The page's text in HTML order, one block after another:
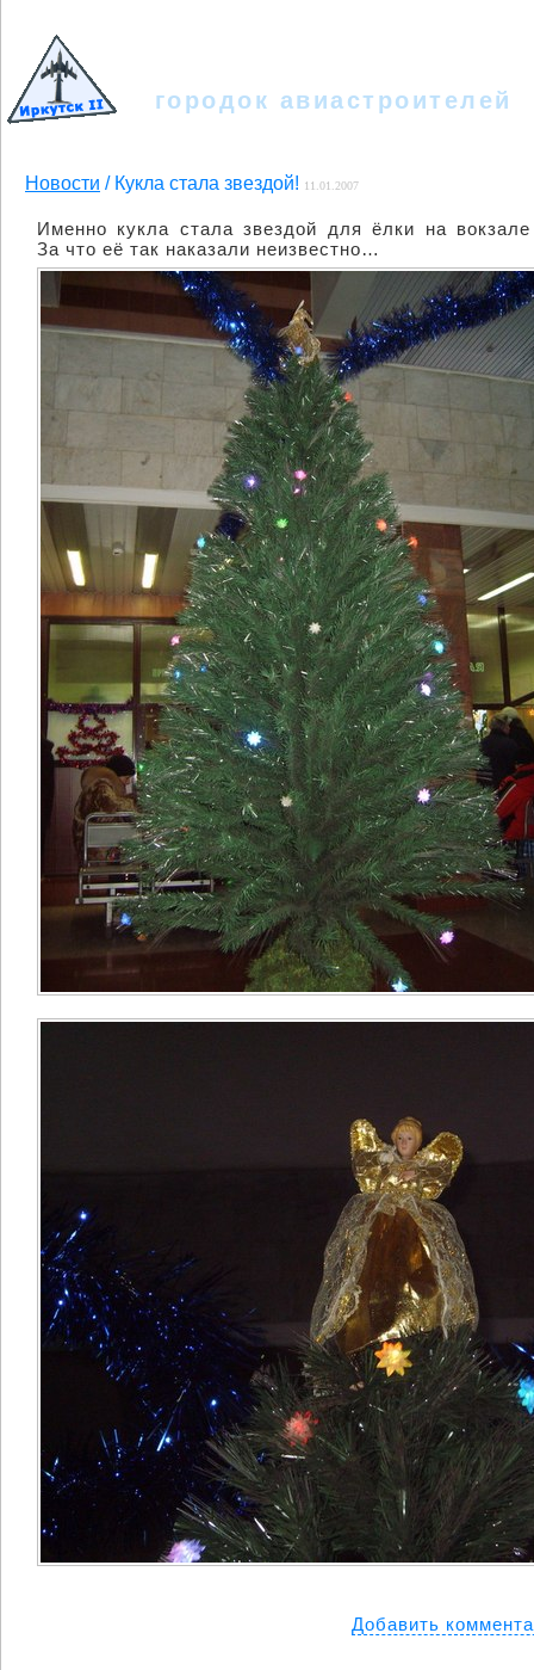
городок авиастроителей
Новости / Кукла стала звездой! 11.01.2007
Именно кукла стала звездой для ёлки на
За что её так наказали неизвестно…
Добавить